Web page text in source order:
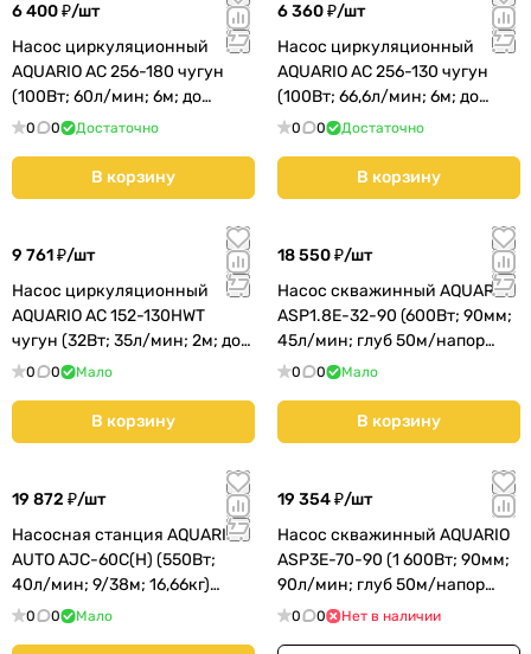
6 400 ₽/шт
Насос циркуляционный
AQUARIO AC 256-180 чугун
(100Вт; 60л/мин; 6м; до
40мм;) (5356)
0 0 Достаточно
В корзину
6 360 ₽/шт
Насос циркуляционный
AQUARIO AC 256-130 чугун
(100Вт; 66,6л/мин; 6м; до
25мм;) (5256)
0 0 Достаточно
В корзину
9 761 ₽/шт
Насос циркуляционный
AQUARIO АС 152-130HWT
чугун (32Вт; 35л/мин; 2м; до
25мм;) (5152)
0 0 Мало
В корзину
18 550 ₽/шт
Насос скважинный AQUARIO
ASP1.8E-32-90 (600Вт; 90мм;
45л/мин; глуб 50м/напор
44м; кабель 30м) (3232)
0 0 Мало
В корзину
19 872 ₽/шт
Насосная станция AQUARIO
AUTO AJC-60C(H) (550Вт;
40л/мин; 9/38м; 16,66кг)
(7360)
0 0 Мало
19 354 ₽/шт
Насос скважинный AQUARIO
ASP3E-70-90 (1 600Вт; 90мм;
90л/мин; глуб 50м/напор
93м; кабель 1,5м) (3970
0 0 Нет в наличии